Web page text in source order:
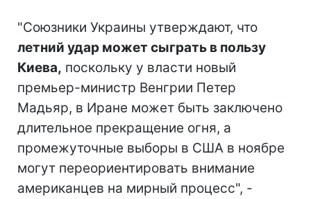
"Союзники Украины утверждают, что
летний удар может сыграть в пользу
Киева, поскольку у власти новый
премьер-министр Венгрии Петер
Мадьяр, в Иране может быть заключено
длительное прекращение огня, а
промежуточные выборы в США в ноябре
могут переориентировать внимание
американцев на мирный процесс", -